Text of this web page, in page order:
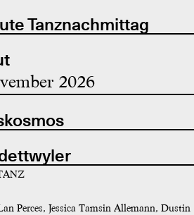
Tanznachmittag
2026
Perces, Jessica Tamsin Allemann, Dustin